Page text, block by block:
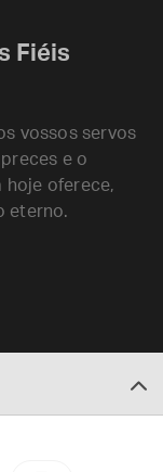
Fiéis
vossos servos
e o
hoje oferece,
eterno.